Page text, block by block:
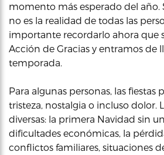
momento más esperado del año.
no es la realidad de todas las
importante recordarlo ahora que
Acción de Gracias y entramos de
temporada.
Para algunas personas, las fiestas
tristeza, nostalgia o incluso dolor.
diversas: la primera Navidad sin
dificultades económicas, la
conflictos familiares, situaciones